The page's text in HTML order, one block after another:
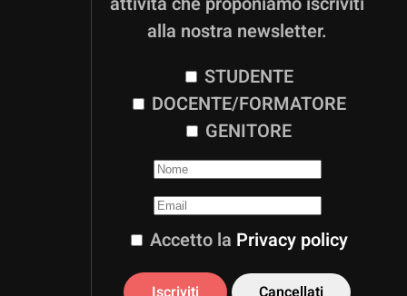
alla nostra newsletter.
STUDENTE
DOCENTE/FORMATORE
GENITORE
Accetto la Privacy policy